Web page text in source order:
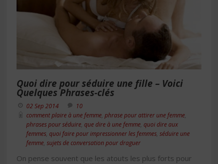
Quoi dire pour séduire une fille – Voici
Quelques Phrases-clés
02 Sep 2014
10
comment plaire à une femme phrase pour attirer une femme
phrases pour séduire que dire à une femme quoi dire aux
femmes quoi faire pour impressionner les femmes séduire une
femme sujets de conversation pour draguer
On pense souvent que les atouts les plus forts pour